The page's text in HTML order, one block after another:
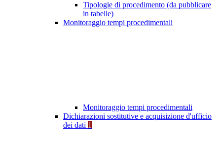
Tipologie di procedimento (da pubblicare
in tabelle)
Monitoraggio tempi procedimentali
Monitoraggio tempi procedimentali
Dichiarazioni sostitutive e acquisizione d'ufficio
dei dati 1